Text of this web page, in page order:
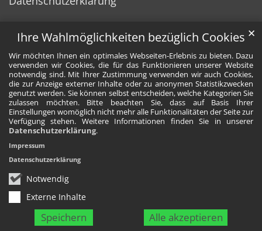
Ihre Wahlmöglichkeiten bezüglich Cookies
Wir möchten Ihnen ein optimales Webseiten-Erlebnis zu bieten. Dazu
verwenden wir Cookies, die für das Funktionieren unserer Website
notwendig sind. Mit Ihrer Zustimmung verwenden wir auch Cookies,
die zur Anzeige externer Inhalte oder zu anonymen Statistikzwecken
genutzt werden. Sie können selbst entscheiden, welche Kategorien Sie
zulassen möchten. Bitte beachten Sie, dass auf Basis Ihrer
Einstellungen womöglich nicht mehr alle Funktionalitäten der Seite zur
Verfügung stehen. Weitere Informationen finden Sie in unserer
Datenschutzerklärung.
Notwendig
Externe Inhalte
Speichern Alle akzeptieren
✕
Impressum
Datenschutzerklärung